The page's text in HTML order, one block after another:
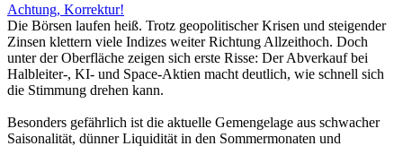
Achtung, Korrektur!
Die Börsen laufen heiß. Trotz geopolitischer Krisen und steigender
Zinsen klettern viele Indizes weiter Richtung Allzeithoch. Doch
unter der Oberfläche zeigen sich erste Risse: Der Abverkauf bei
Halbleiter-, KI- und Space-Aktien macht deutlich, wie schnell sich
die Stimmung drehen kann.
Besonders gefährlich ist die aktuelle Gemengelage aus schwacher
Saisonalität, dünner Liquidität in den Sommermonaten und